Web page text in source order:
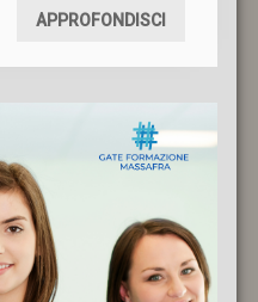
APPROFONDISCI